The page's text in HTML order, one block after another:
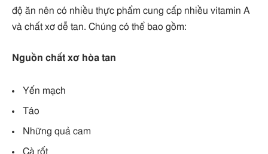
độ ăn nên có nhiều thực phẩm cung cấp nhiều vitamin A
và chất xơ dễ tan. Chúng có thể bao gồm:
Nguồn chất xơ hòa tan
Yến mạch
Táo
Những quả cam
Cà rốt